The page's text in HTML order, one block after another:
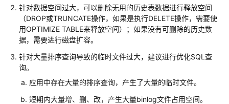
白
皮
书
API
参
SDK
针对数据空间过大，可以删除无用的历史表数据进行释放空间
（DROP或TRUNCATE操作，如果是执行DELETE操作，需要使
用OPTIMIZE TABLE来释放空间）；如果没有可删除的历史数
据，需要进行磁盘扩容。
针对大量排序查询导致的临时文件过大，建议进行优化SQL查
询。
应用中存在大量的排序查询，产生了大量的临时文件。
短期内大量增、删、改，产生大量binlog文件占用空间。